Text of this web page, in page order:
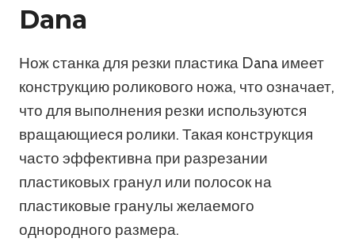
Dana
Нож станка для резки пластика Dana имеет
конструкцию роликового ножа, что означает,
что для выполнения резки используются
вращающиеся ролики. Такая конструкция
часто эффективна при разрезании
пластиковых гранул или полосок на
пластиковые гранулы желаемого
однородного размера.